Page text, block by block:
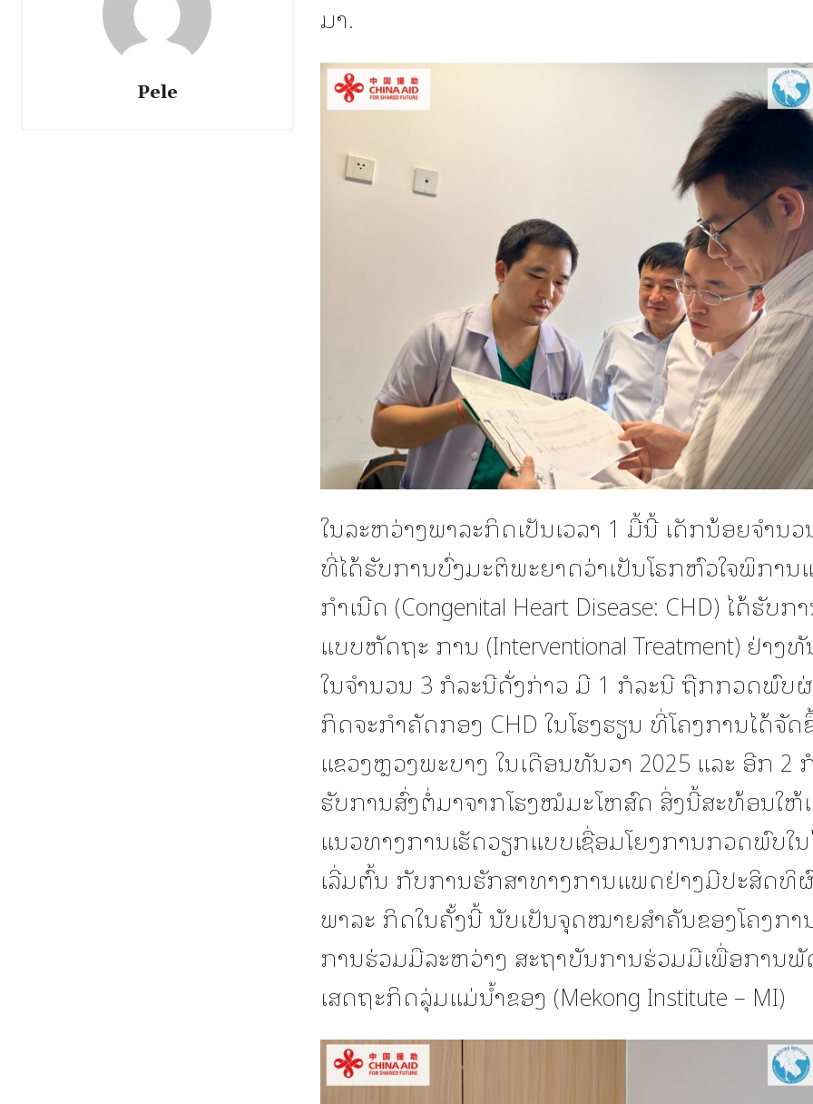
Pele
ມາ.
ໃນລະຫວ່າງພາລະກິດເປັນເວລາ 1 ມື້ນີ້ ເດັກນ້ອຍຈຳນ
ທີ່ໄດ້ຮັບການບົ່ງມະຕິພະຍາດວ່າເປັນໂຣກຫົວໃຈພິການ
ກຳເນີດ (Congenital Heart Disease: CHD) ໄດ້ຮັບກ
ແບບຫັດຖະ ການ (Interventional Treatment) ຢ່າງທັ
ໃນຈຳນວນ 3 ກໍລະນີດັ່ງກ່າວ ມີ 1 ກໍລະນີ ຖືກກວດພົບ
ກິດຈະກຳຄັດກອງ CHD ໃນໂຮງຮຽນ ທີ່ໂຄງການໄດ້ຈັ
ແຂວງຫຼວງພະບາງ ໃນເດືອນທັນວາ 2025 ແລະ ອີກ 2
ຮັບການສົ່ງຕໍ່ມາຈາກໂຮງໝໍມະໂຫສົດ ສິ່ງນີ້ສະທ້ອນໃຫ້
ແນວທາງການເຮັດວຽກແບບເຊື່ອມໂຍງການກວດພົບໃນ
ເລີ່ມຕົ້ນ ກັບການຮັກສາທາງການແພດຢ່າງມີປະສິດທິ
ພາລະ ກິດໃນຄັ້ງນີ້ ນັບເປັນຈຸດໝາຍສຳຄັນຂອງໂຄງກາ
ການຮ່ວມມືລະຫວ່າງ ສະຖາບັນການຮ່ວມມືເພື່ອການ
ເສດຖະກິດລຸ່ມແມ່ນ້ຳຂອງ (Mekong Institute – MI)